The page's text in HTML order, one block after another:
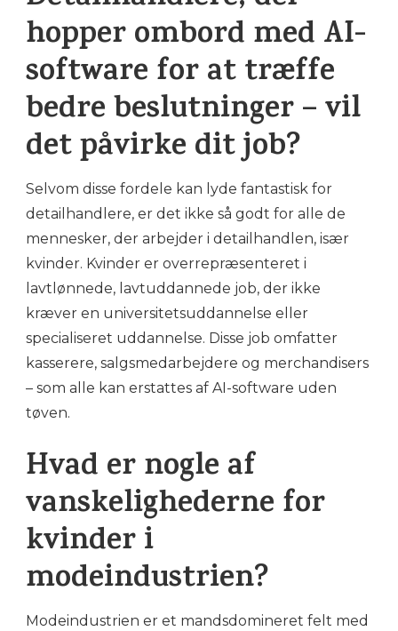
hopper ombord med AI-
software for at træffe
bedre beslutninger – vil
det påvirke dit job?
Selvom disse fordele kan lyde fantastisk for
detailhandlere, er det ikke så godt for alle de
mennesker, der arbejder i detailhandlen, især
kvinder. Kvinder er overrepræsenteret i
lavtlønnede, lavtuddannede job, der ikke
kræver en universitetsuddannelse eller
specialiseret uddannelse. Disse job omfatter
kasserere, salgsmedarbejdere og merchandisers
– som alle kan erstattes af AI-software uden
tøven.
Hvad er nogle af
vanskelighederne for
kvinder i
modeindustrien?
Modeindustrien er et mandsdomineret felt med